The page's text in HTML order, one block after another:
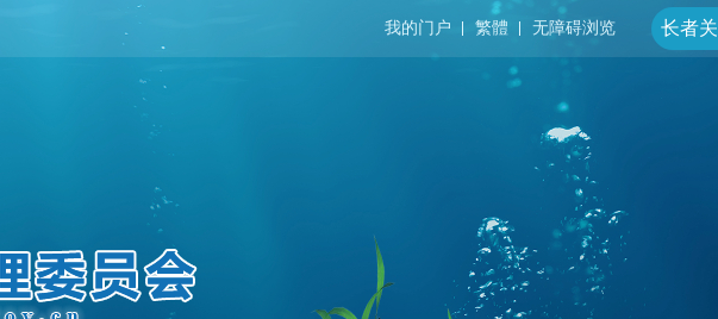
我的门户 繁體 无障碍浏览 长者